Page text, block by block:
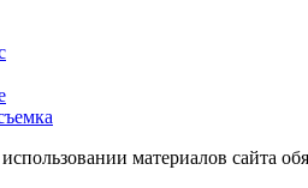
материалов сайта